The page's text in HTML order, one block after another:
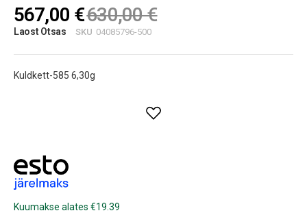
images
gallery
567,00 €630,00 €
Laost Otsas SKU 04085796-500
Kuldkett-585 6,30g
Kuumakse alates €19.39